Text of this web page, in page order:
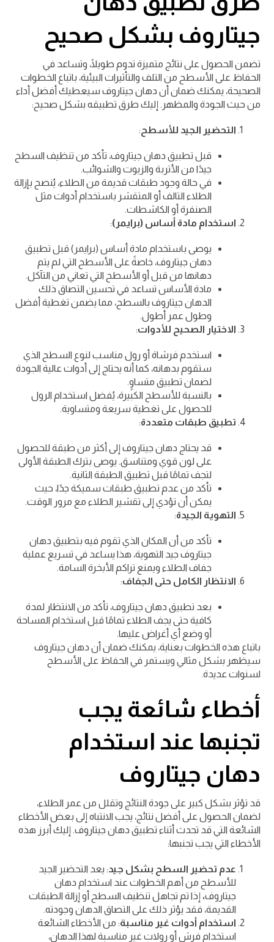
جيتاروف بشكل صحيح
تضمن الحصول على نتائج متميزة تدوم طويلًا، وتساعد في
الحفاظ على الأسطح من التلف والتأثيرات البيئية، باتباع الخطوات
الصحيحة، يمكنك ضمان أن دهان جيتاروف سيعطيك أفضل أداء
من حيث الجودة والمظهر. إليك طرق تطبيقه بشكل صحيح:
التحضير الجيد للأسطح :
قبل تطبيق دهان جيتاروف، تأكد من تنظيف السطح
جيدًا من الأتربة والزيوت والشوائب.
في حالة وجود طبقات قديمة من الطلاء، يُنصح بإزالة
الطلاء التالف أو المتقشر باستخدام أدوات مثل
الصنفرة أو الكاشطات.
استخدام مادة أساس (برايمر):
يوصى باستخدام مادة أساس (برايمر) قبل تطبيق
دهان جيتاروف، خاصةً على الأسطح التي لم يتم
دهانها من قبل أو الأسطح التي تعاني من التآكل.
مادة الأساس تساعد في تحسين التصاق ذلك
الدهان جيتاروف بالسطح، مما يضمن تغطية أفضل
وطول عمر أطول.
الاختيار الصحيح للأدوات:
استخدم فرشاة أو رول مناسب لنوع السطح الذي
ستقوم بدهانه، كما أنه يحتاج إلى أدوات عالية الجودة
لضمان تطبيق متساوٍ.
بالنسبة للأسطح الكبيرة، يُفضل استخدام الرول
للحصول على تغطية سريعة ومتساوية.
تطبيق طبقات متعددة:
قد يحتاج دهان جيتاروف إلى أكثر من طبقة للحصول
على لون قوي ومتناسق. يوصى بترك الطبقة الأولى
لتجف تمامًا قبل تطبيق الطبقة الثانية.
تأكد من عدم تطبيق طبقات سميكة جدًا، حيث
يمكن أن تؤدي إلى تقشير الطلاء مع مرور الوقت.
التهوية الجيدة:
تأكد من أن المكان الذي تقوم فيه بتطبيق دهان
جيتاروف جيد التهوية، هذا يساعد في تسريع عملية
جفاف الطلاء ويمنع تراكم الأبخرة السامة.
الانتظار الكامل حتى الجفاف:
بعد تطبيق دهان جيتاروف، تأكد من الانتظار لمدة
كافية حتى يجف الطلاء تمامًا قبل استخدام المساحة
أو وضع أي أغراض عليها.
باتباع هذه الخطوات بعناية، يمكنك ضمان أن دهان جيتاروف
سيظهر بشكل مثالي ويستمر في الحفاظ على الأسطح
لسنوات عديدة.
أخطاء شائعة يجب
تجنبها عند استخدام
دهان جيتاروف
قد تؤثر بشكل كبير على جودة النتائج وتقلل من عمر الطلاء،
لضمان الحصول على أفضل نتائج، يجب الانتباه إلى بعض الأخطاء
الشائعة التي قد تحدث أثناء تطبيق دهان جيتاروف. إليك أبرز هذه
الأخطاء التي يجب تجنبها:
عدم تحضير السطح بشكل جيد: يعد التحضير الجيد
للأسطح من أهم الخطوات عند استخدام دهان
جيتاروف، إذا تم تجاهل تنظيف السطح أو إزالة الطبقات
القديمة، فقد يؤثر ذلك على التصاق الدهان وجودته.
استخدام أدوات غير مناسبة: من الأخطاء الشائعة
استخدام فرش أو رولات غير مناسبة لهذا الدهان،